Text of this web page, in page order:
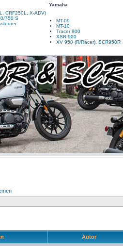
Yamaha
CRF250L, X-ADV)
750 S
MT-09
MT-10
Tracer 900
XSR 900
XV 950 (R/Racer), SCR950R
Autor